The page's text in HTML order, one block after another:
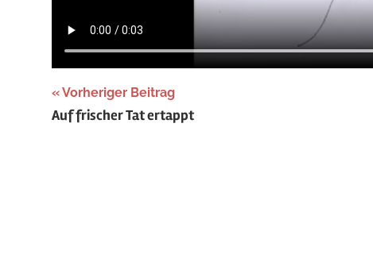
Beitragsnavigation
Vorheriger Beitrag
Auf frischer Tat ertappt